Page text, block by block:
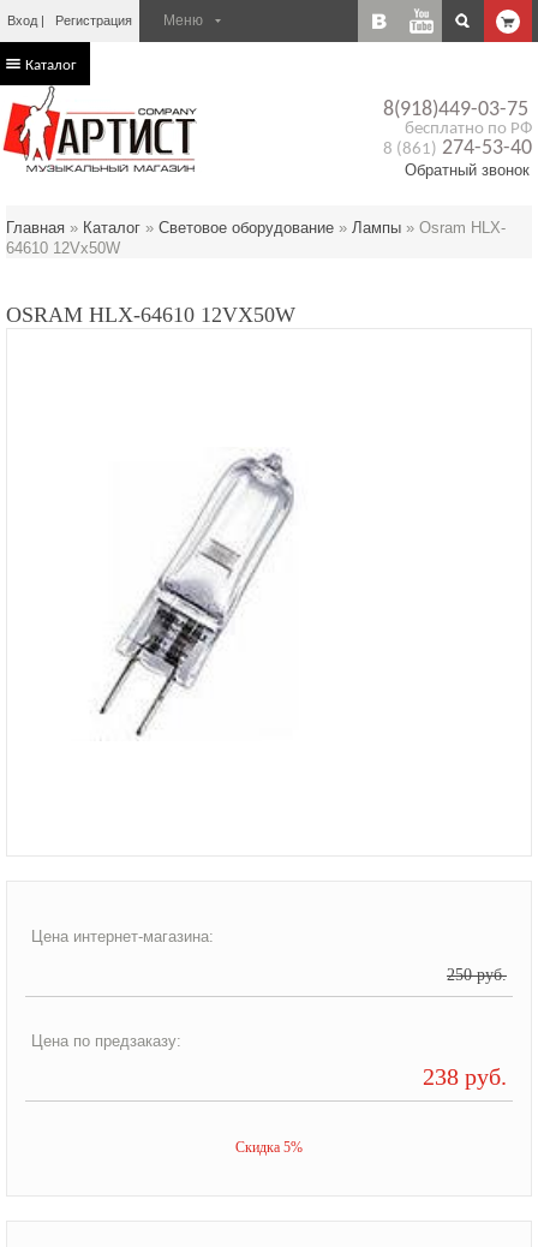
Вход Регистрация
8(918)449-03-75
бесплатно по РФ
8 (861) 274-53-40
Обратный звонок
Каталог
Главная » Каталог » Световое оборудование » Лампы » Osram HLX-
64610 12Vx50W
OSRAM HLX-64610 12VX50W
Цена интернет-магазина:
250 руб.
Цена по предзаказу:
238 руб.
Скидка 5%